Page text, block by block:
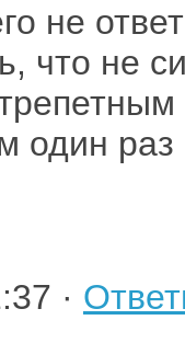
не
что не
один
·